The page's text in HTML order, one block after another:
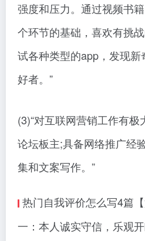
强度和压力。通过视频书
个环节的基础，喜欢有挑
试各种类型的app，发现
好者。”
(3)“对互联网营销工作有
论坛板主;具备网络推广经
集和文案写作。”
热门自我评价怎么写4篇【
一：本人诚实守信，乐观